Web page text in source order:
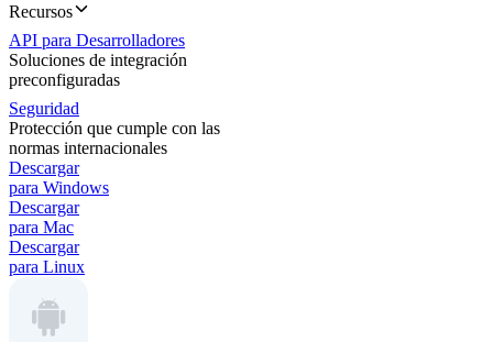
Recursos
API para Desarrolladores
Soluciones de integración
preconfiguradas
Seguridad
Protección que cumple con las
normas internacionales
Descargar
para Windows
Descargar
para Mac
Descargar
para Linux